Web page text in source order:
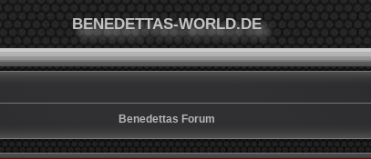
BENEDETTAS-WORLD.DE
Benedettas Forum